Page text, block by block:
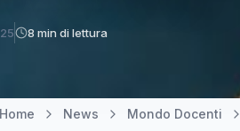
8 min di lettura
Home News Mondo Docenti